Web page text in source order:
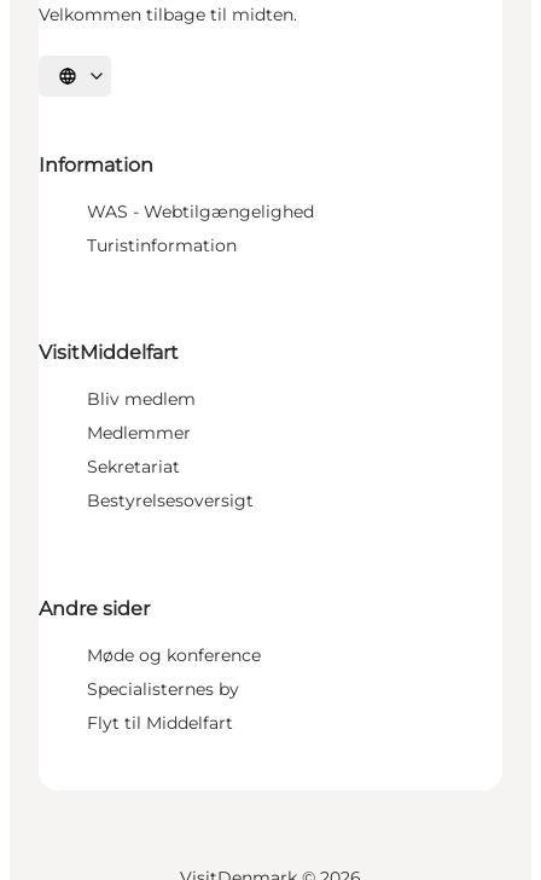
Velkommen tilbage til midten.
Vælg sprog
Information
WAS - Webtilgængelighed
Turistinformation
VisitMiddelfart
Bliv medlem
Medlemmer
Sekretariat
Bestyrelsesoversigt
Andre sider
Møde og konference
Specialisternes by
Flyt til Middelfart